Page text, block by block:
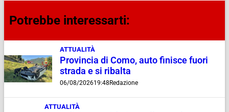
Potrebbe interessarti:
ATTUALITÀ
Provincia di Como, auto finisce fuori
strada e si ribalta
06/08/202619:48 Redazione
ATTUALITÀ